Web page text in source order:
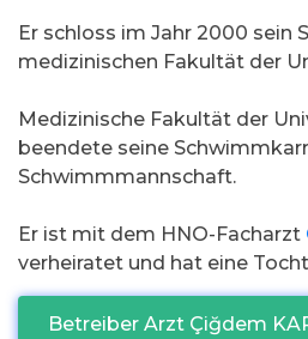
Er schloss im Jahr 2000 sein
medizinischen Fakultät der
Medizinische Fakultät der
beendete seine
Schwimmmannschaft.
Er ist mit dem HNO-Facharzt
verheiratet und hat eine
Betreiber Arzt Çiğdem